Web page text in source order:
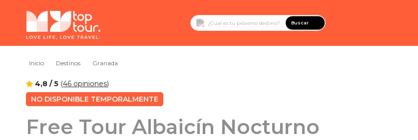
Buscar
Inicio Destinos Granada
4,8 / 5 (46 opiniones)
NO DISPONIBLE TEMPORALMENTE
Free Tour Albaicín Nocturno